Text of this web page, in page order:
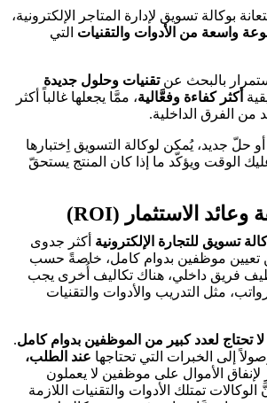
بوكالة تسويق لإدارة المتاجر الإلكترونية،
واسعة من الأدوات والتقنيات التي
بالبحث عنتقنيات وحلول جديدة
أكثر كفاءة وفعَّالية، ممَّا يجعلها غالباً أكثر
من الفرق الداخلية.
حلّ جديد، يُمكن لوكالة التسويق اِختبارها
الوقت ويؤكّد ما إذا كان المنتج يستحقّ
تسويق للتجارة الإلكترونية أكثر جدوى
تعيين موظفين بدوام كامل، خاصةً حسب
فريق داخلي، هناك تكاليف أُخرى يجب
مثل التدريب والأدوات والتقنيات
لا تحتاج لعدد كبير من الموظفين بدوام كامل.
إلى الخبرات التي تحتاجها عند الطلب،
الأموال على موظفين لا يعملون
تمتلك الأدوات والتقنيات اللازمة